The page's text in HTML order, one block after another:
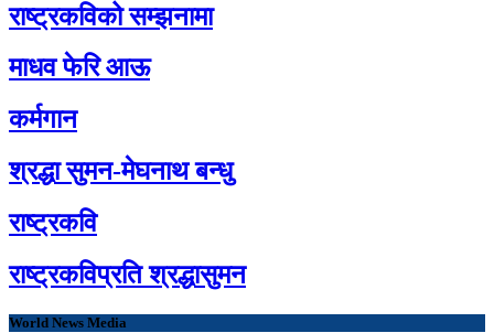
राष्ट्रकविको सम्झनामा
माधव फेरि आऊ
कर्मगान
श्रद्धा सुमन-मेघनाथ बन्धु
राष्ट्रकवि
राष्ट्रकविप्रति श्रद्धासुमन
World News Media